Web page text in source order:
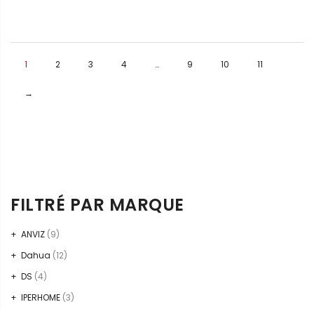
1
2 3 4 … 9 10 11
→
FILTRÉ PAR MARQUE
ANVIZ (9)
Dahua (12)
DS (4)
IPERHOME (3)